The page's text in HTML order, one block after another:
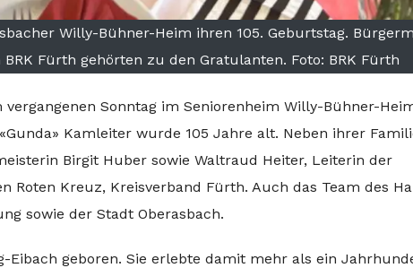
Willy-Bühner-Heim ihren 105. Geburtstag.
Fürth gehörten zu den Gratulanten. Foto: BRK Fürth
Sonntag im Seniorenheim Willy-Bühner-
Kamleiter wurde 105 Jahre alt. Neben ihrer
Birgit Huber sowie Waltraud Heiter, Leiterin der
Roten Kreuz, Kreisverband Fürth. Auch das Team des
sowie der Stadt Oberasbach.
Eibach geboren. Sie erlebte damit mehr als ein